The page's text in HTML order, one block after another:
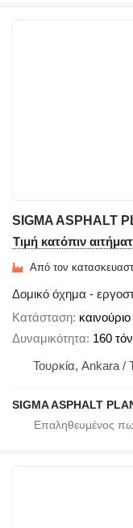
SIGMA ASPHALT
Τιμή κατόπιν
Από τον
Δομικό όχημα -
Κατάσταση καινούριο
Δυναμικότητα 160
Τουρκία, Ankara /
SIGMA ASPHALT